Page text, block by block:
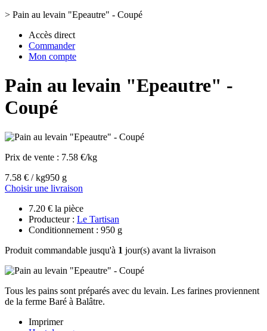
> Pain au levain "Epeautre" - Coupé
Accès direct
Commander
Mon compte
Pain au levain "Epeautre" -
Coupé
Prix de vente : 7.58 €/kg
7.58 € / kg950 g
Choisir une livraison
7.20 € la pièce
Producteur : Le Tartisan
Conditionnement : 950 g
Produit commandable jusqu'à 1 jour(s) avant la livraison
Tous les pains sont préparés avec du levain. Les farines proviennent
de la ferme Baré à Balâtre.
Imprimer